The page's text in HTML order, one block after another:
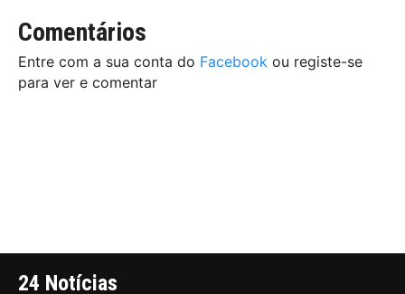
Comentários
Entre com a sua conta do Facebook ou registe-se
para ver e comentar
24 Notícias